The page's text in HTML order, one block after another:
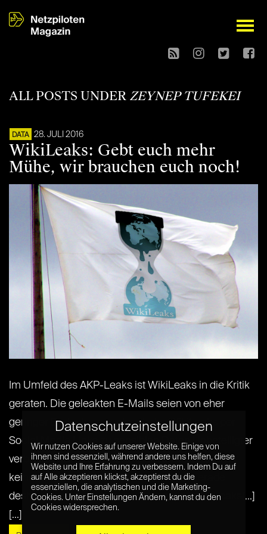
open
ALL POSTS UNDER ZEYNEP TUFEKEI
DATA 28. JULI 2016
WikiLeaks: Gebt euch mehr
Mühe, wir brauchen euch noch!
Im Umfeld des AKP-Leaks ist WikiLeaks in die Kritik
geraten. Die geleakten E-Mails seien von eher
geringer Bedeutung, zudem habe WikiLeaks per
Social Media Links zu sensiblen Daten Unbeteiligter
verbreitet, so heißt es. Die Kritikpunkte sind leider
keineswegs komplett neu – und sollten gerade
deshalb ernst genommen werden, weil WikiLeaks[...]
[...]
Datenschutzeinstellungen
Wir nutzen Cookies auf unserer Website. Einige von
ihnen sind essenziell, während andere uns helfen, diese
Website und Ihre Erfahrung zu verbessern. Indem Du auf
auf Alle akzeptieren klickst, akzeptierst du die
essenziellen, die analytischen und die Marketing-
Cookies. Unter Einstellungen Ändern, kannst du den
Cookies widersprechen.